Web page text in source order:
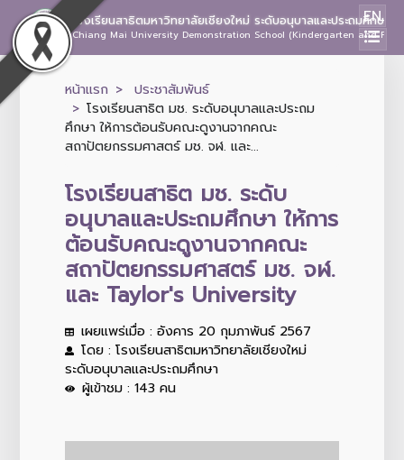
โรงเรียนสาธิตมหาวิทยาลัยเชียงใหม่ ระดับอนุบาลและประถมศึกษา
Chiang Mai University Demonstration School (Kindergarten and
EN
หน้าแรก
ประชาสัมพันธ์
โรงเรียนสาธิต มช. ระดับอนุบาลและประถม
ศึกษา ให้การต้อนรับคณะดูงานจากคณะ
สถาปัตยกรรมศาสตร์ มช. จฬ. และ...
โรงเรียนสาธิต มช. ระดับ
อนุบาลและประถมศึกษา ให้การ
ต้อนรับคณะดูงานจากคณะ
สถาปัตยกรรมศาสตร์ มช. จฬ.
และ Taylor's University
เผยแพร่เมื่อ : อังคาร 20 กุมภาพันธ์ 2567
โดย : โรงเรียนสาธิตมหาวิทยาลัยเชียงใหม่
ระดับอนุบาลและประถมศึกษา
ผู้เข้าชม : 143 คน